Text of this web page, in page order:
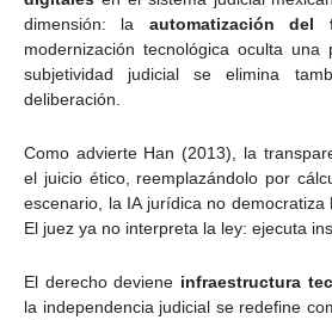
dimensión: la automatización del
modernización tecnológica oculta
subjetividad judicial se elimina
deliberación.
Como advierte Han (2013), la
el juicio ético, reemplazándolo por
escenario, la IA jurídica no democratiza
El juez ya no interpreta la ley: ejecuta
El derecho deviene infraestructura
la independencia judicial se redefine